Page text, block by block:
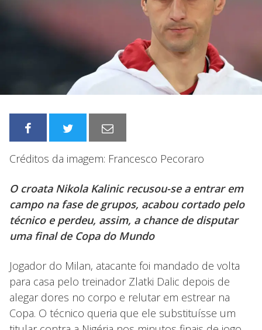
Créditos da imagem: Francesco Pecoraro
O croata Nikola Kalinic recusou-se a entrar em
campo na fase de grupos, acabou cortado pelo
técnico e perdeu, assim, a chance de disputar
uma final de Copa do Mundo
Jogador do Milan, atacante foi mandado de volta
para casa pelo treinador Zlatki Dalic depois de
alegar dores no corpo e relutar em estrear na
Copa. O técnico queria que ele substituísse um